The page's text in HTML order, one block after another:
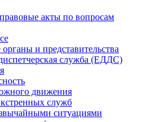
акты по вопросам
и представительства
служба (ЕДДС)
движения
служб
ситуациями